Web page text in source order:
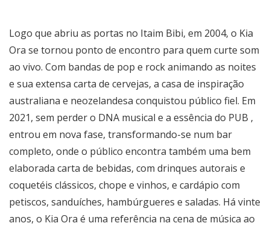
Logo que abriu as portas no Itaim Bibi, em 2004, o Kia
Ora se tornou ponto de encontro para quem curte som
ao vivo. Com bandas de pop e rock animando as noites
e sua extensa carta de cervejas, a casa de inspiração
australiana e neozelandesa conquistou público fiel. Em
2021, sem perder o DNA musical e a essência do PUB ,
entrou em nova fase, transformando-se num bar
completo, onde o público encontra também uma bem
elaborada carta de bebidas, com drinques autorais e
coquetéis clássicos, chope e vinhos, e cardápio com
petiscos, sanduíches, hambúrgueres e saladas. Há vinte
anos, o Kia Ora é uma referência na cena de música ao